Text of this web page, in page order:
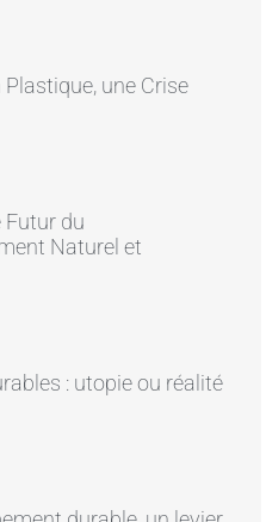
une Crise
Futur du
Naturel et
: utopie ou réalité